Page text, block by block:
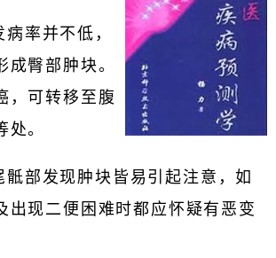
率并不低，
成臀部肿块。
，可转移至腹
处。
骶部发现肿块皆易引起注意，如
出现二便困难时都应怀疑有恶变